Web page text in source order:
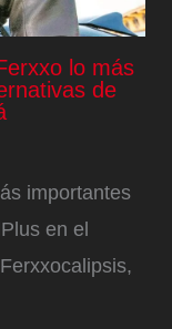
lo más
de
importantes
en el